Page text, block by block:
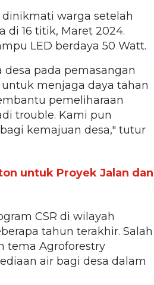
warga setelah
di 16 titik, Maret 2024.
LED berdaya 50 Watt.
pada pemasangan
menjaga daya tahan
pemeliharaan
trouble. Kami pun
kemajuan desa," tutur
untuk Proyek Jalan dan
CSR di wilayah
tahun terakhir. Salah
tema Agroforestry
air bagi desa dalam